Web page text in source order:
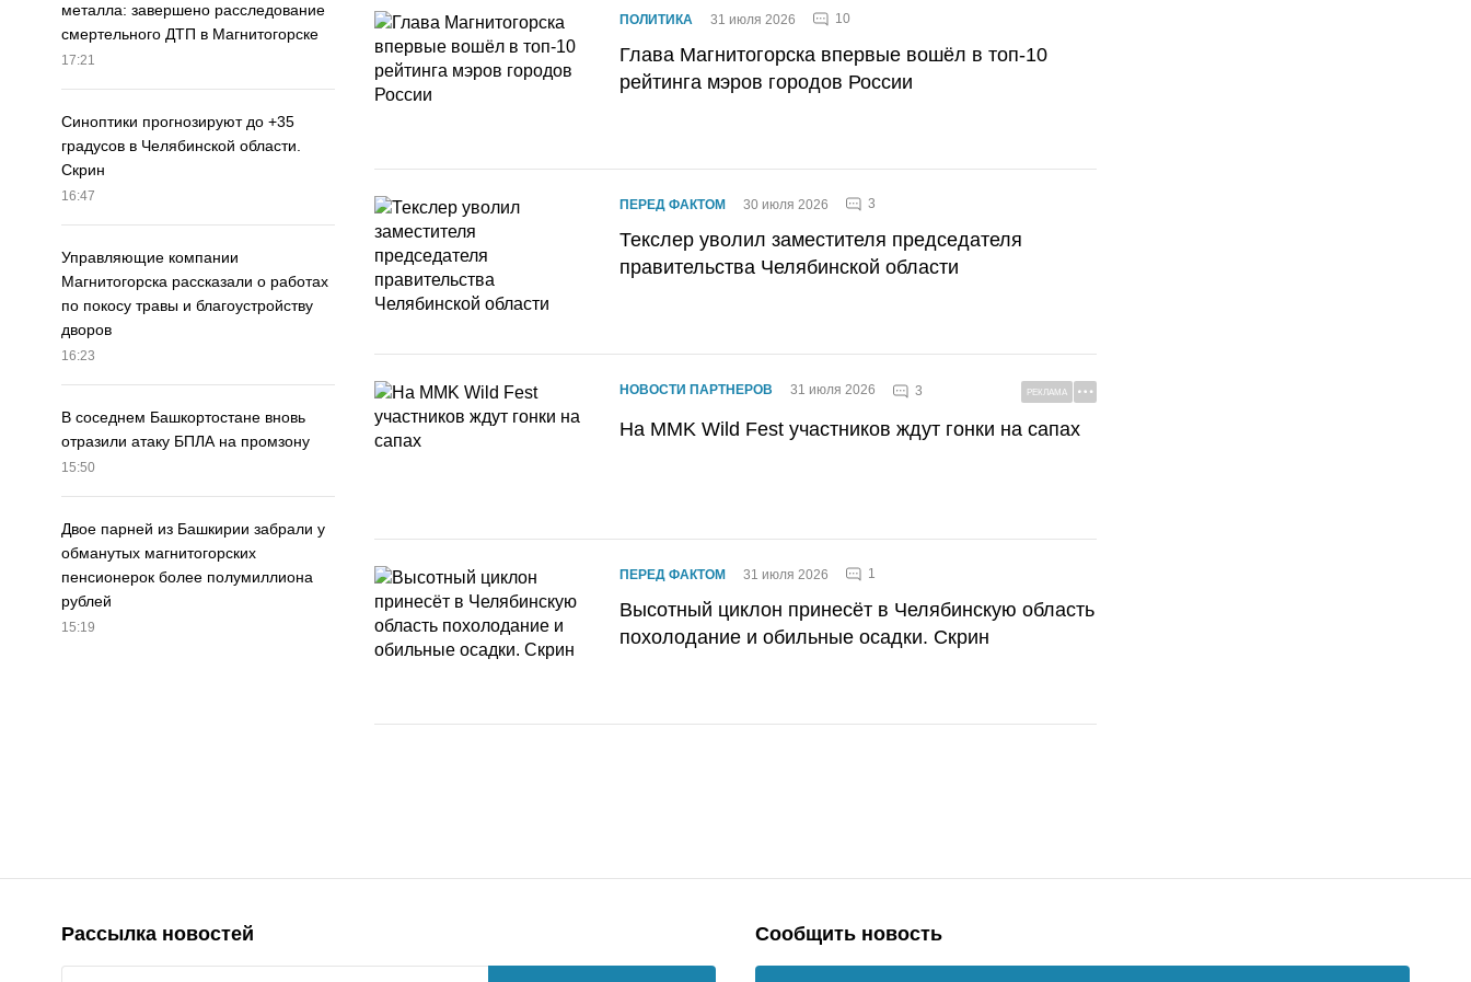
металла: завершено расследование
смертельного ДТП в Магнитогорске
17:21
Синоптики прогнозируют до +35
градусов в Челябинской области.
Скрин
16:47
Управляющие компании
Магнитогорска рассказали о работах
по покосу травы и благоустройству
дворов
16:23
В соседнем Башкортостане вновь
отразили атаку БПЛА на промзону
15:50
Двое парней из Башкирии забрали у
обманутых магнитогорских
пенсионерок более полумиллиона
рублей
15:19
ПОЛИТИКА 31 июля 2026 10
Глава Магнитогорска впервые вошёл в топ-10
рейтинга мэров городов России
ПЕРЕД ФАКТОМ 30 июля 2026 3
Текслер уволил заместителя председателя
правительства Челябинской области
НОВОСТИ ПАРТНЕРОВ 31 июля 2026 3 РЕКЛАМА
На MMK Wild Fest участников ждут гонки на сапах
ПЕРЕД ФАКТОМ 31 июля 2026 1
Высотный циклон принесёт в Челябинскую область
похолодание и обильные осадки. Скрин
Рассылка новостей Сообщить новость